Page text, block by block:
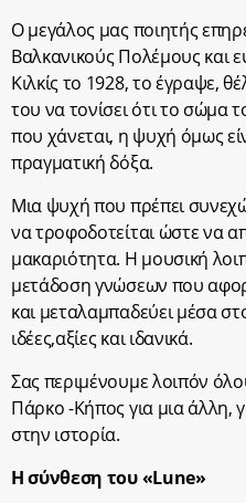
Ο μεγάλος μας ποιητής
Βαλκανικούς Πολέμους και
Κιλκίς το 1928, το έγραψε,
του να τονίσει ότι το σώμα
που χάνεται, η ψυχή όμως
πραγματική δόξα.
Μια ψυχή που πρέπει
να τροφοδοτείται ώστε να
μακαριότητα. Η μουσική
μετάδοση γνώσεων που
και μεταλαμπαδεύει μέσα
ιδέες,αξίες και ιδανικά.
Σας περιμένουμε λοιπόν
Πάρκο -Κήπος για μια άλλη,
στην ιστορία.
Η σύνθεση του «Lune»